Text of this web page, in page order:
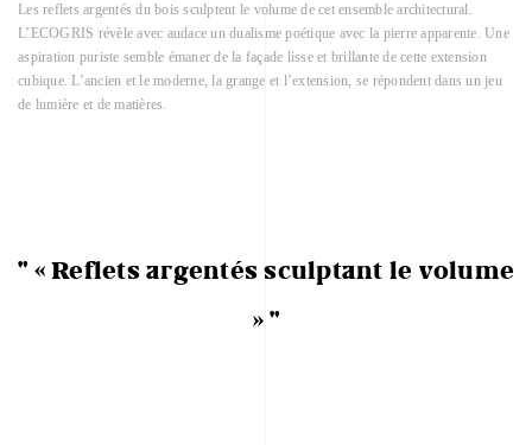
Les reflets argentés du bois sculptent le volume de cet ensemble architectural.
L’ECOGRIS révèle avec audace un dualisme poétique avec la pierre apparente. Une
aspiration puriste semble émaner de la façade lisse et brillante de cette extension
cubique. L’ancien et le moderne, la grange et l’extension, se répondent dans un jeu
de lumière et de matières.
" « Reflets argentés sculptant le volume
» "